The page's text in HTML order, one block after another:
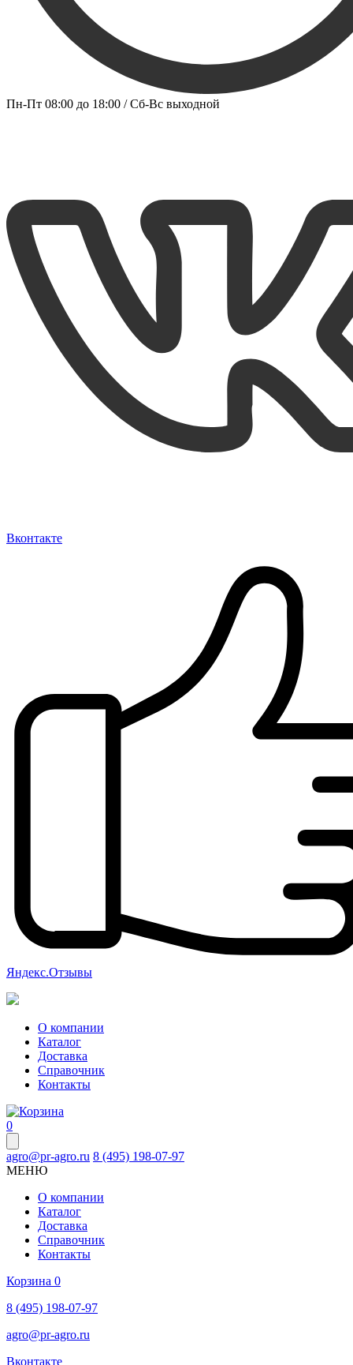
Пн-Пт 08:00 до 18:00 / Сб-Вс выходной
Вконтакте
Яндекс.Отзывы
О компании
Каталог
Доставка
Справочник
Контакты
0
agro@pr-agro.ru 8 (495) 198-07-97
МЕНЮ
О компании
Каталог
Доставка
Справочник
Контакты
Корзина 0
8 (495) 198-07-97
agro@pr-agro.ru
Вконтакте